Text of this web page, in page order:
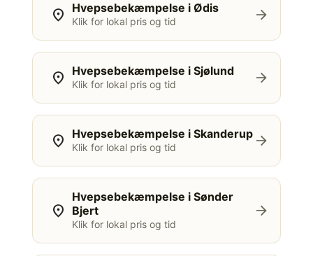
location_on Hvepsebekæmpelse i Ødis
Klik for lokal pris og tid arrow_forward
location_on Hvepsebekæmpelse i Sjølund
Klik for lokal pris og tid arrow_forward
location_on Hvepsebekæmpelse i Skanderup
Klik for lokal pris og tid arrow_forward
location_on
Hvepsebekæmpelse i Sønder
Bjert
Klik for lokal pris og tid
arrow_forward